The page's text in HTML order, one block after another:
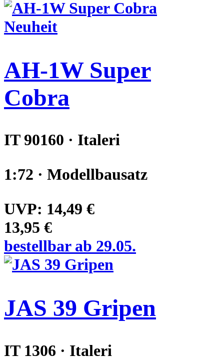
Neuheit
AH-1W Super
Cobra
IT 90160 · Italeri
1:72 · Modellbausatz
UVP: 14,49 €
13,95 €
bestellbar ab 29.05.
JAS 39 Gripen
IT 1306 · Italeri